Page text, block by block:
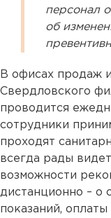
персонал
об
В офисах продаж
Свердловского
проводится
сотрудники
проходят
всегда рады
возможности
дистанционно – о
показаний,